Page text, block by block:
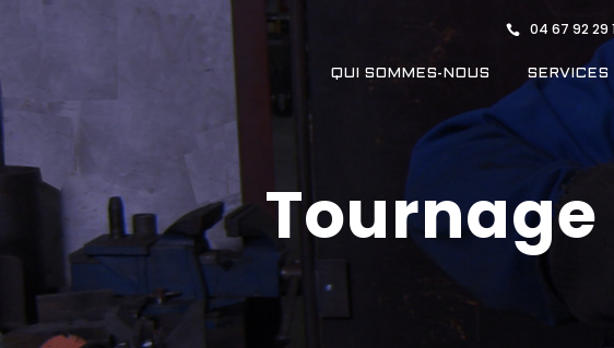
04 67 92 29
QUI SOMMES-NOUS SERVICES